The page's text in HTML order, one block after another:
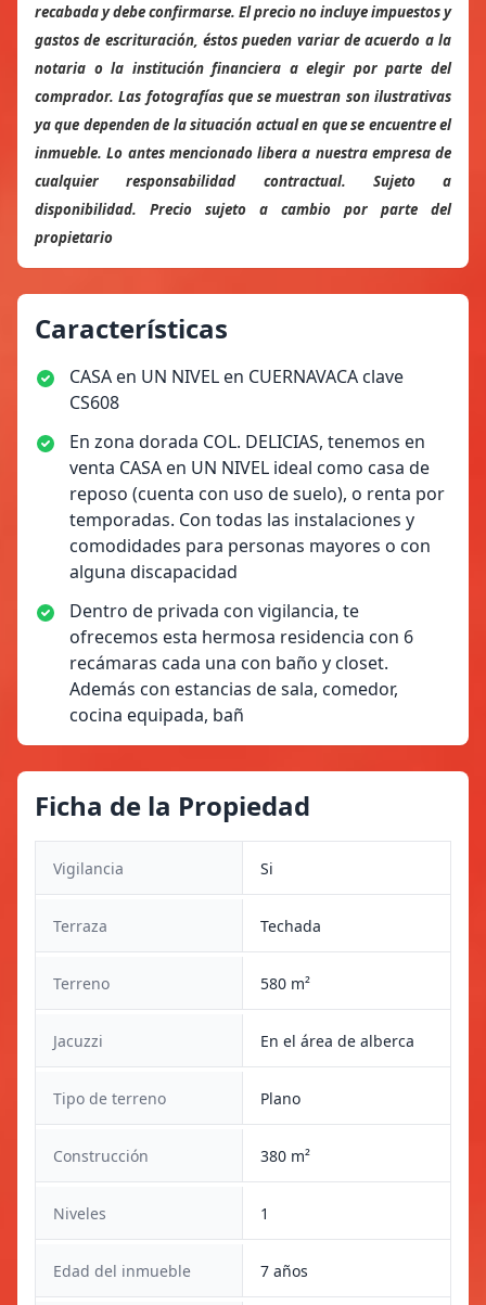
recabada y debe confirmarse. El precio no incluye impuestos y
gastos de escrituración, éstos pueden variar de acuerdo a la
notaria o la institución financiera a elegir por parte del
comprador. Las fotografías que se muestran son ilustrativas
ya que dependen de la situación actual en que se encuentre el
inmueble. Lo antes mencionado libera a nuestra empresa de
cualquier responsabilidad contractual. Sujeto a
disponibilidad. Precio sujeto a cambio por parte del
propietario
Características
CASA en UN NIVEL en CUERNAVACA clave
CS608
En zona dorada COL. DELICIAS, tenemos en
venta CASA en UN NIVEL ideal como casa de
reposo (cuenta con uso de suelo), o renta por
temporadas. Con todas las instalaciones y
comodidades para personas mayores o con
alguna discapacidad
Dentro de privada con vigilancia, te
ofrecemos esta hermosa residencia con 6
recámaras cada una con baño y closet.
Además con estancias de sala, comedor,
cocina equipada, bañ
Ficha de la Propiedad
Vigilancia Si
Terraza Techada
Terreno 580 m²
Jacuzzi En el área de alberca
Tipo de terreno Plano
Construcción 380 m²
Niveles 1
Edad del inmueble 7 años